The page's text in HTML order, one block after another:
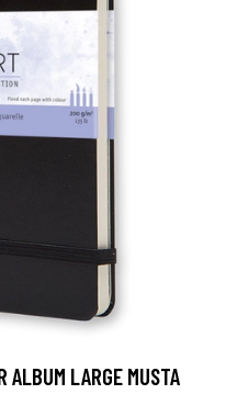
ALBUM LARGE MUSTA